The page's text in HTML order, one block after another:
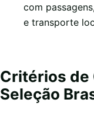
com
e transporte
Critérios de
Seleção